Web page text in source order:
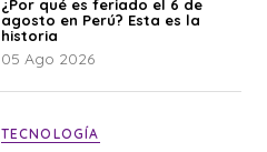
¿Por qué es feriado el 6 de
agosto en Perú? Esta es la
historia
05 Ago 2026
TECNOLOGÍA